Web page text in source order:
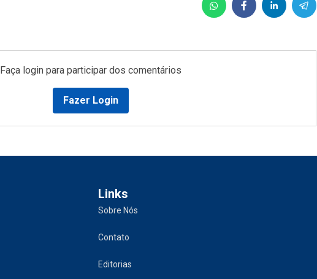
Faça login para participar dos comentários
Fazer Login
Links
Sobre Nós
Contato
Editorias